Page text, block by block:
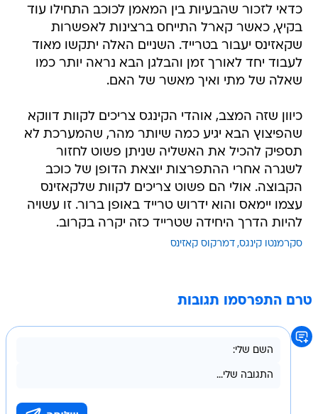
כדאי לזכור שהבעיות בין המאמן לכוכב התחילו עוד
בקיץ, כאשר קארל התייחס ברצינות לאפשרות
שקאזינס יעבור בטרייד. השניים האלה יתקשו מאוד
לעבוד יחד לאורך זמן והבלגן הבא נראה יותר כמו
שאלה של מתי ואיך מאשר של האם.
כיוון שזה המצב, אוהדי הקינגס צריכים לקוות דווקא
שהפיצוץ הבא יגיע כמה שיותר מהר, שהמערכת לא
תספיק להכיל את האשליה שניתן פשוט לחזור
לשגרה אחרי ההתפרצות יוצאת הדופן של כוכב
הקבוצה. אולי הם פשוט צריכים לקוות שלקאזינס
עצמו יימאס והוא ידרוש טרייד באופן ברור. זו עשויה
להיות הדרך היחידה שטרייד כזה יקרה בקרוב.
סקרמנטו קינגס דמרקוס קאזינס
טרם התפרסמו תגובות